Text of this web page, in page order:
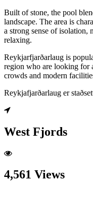
Built of stone, the pool
landscape. The area is
a strong sense of isolation,
relaxing.
Reykjarfjarðarlaug is
region who are looking for
crowds and modern
Reykjafjarðarlaug er
West Fjords
4,561 Views